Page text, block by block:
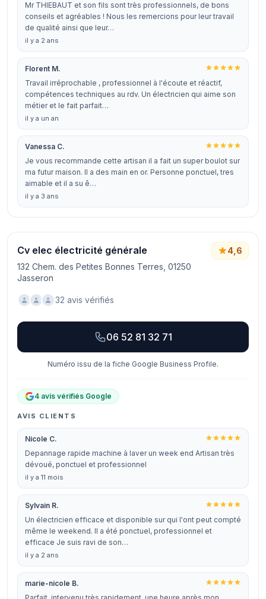
Mr THIEBAUT et son fils sont très professionnels, de bons
conseils et agréables ! Nous les remercions pour leur travail
de qualité ainsi que leur…
il y a 2 ans
Florent M.
Travail irréprochable , professionnel à l'écoute et réactif,
compétences techniques au rdv. Un électricien qui aime son
métier et le fait parfait…
il y a un an
Vanessa C.
Je vous recommande cette artisan il a fait un super boulot sur
ma futur maison. Il a des main en or. Personne ponctuel, tres
aimable et il a su ê…
il y a 3 ans
Cv elec électricité générale
132 Chem. des Petites Bonnes Terres, 01250
Jasseron
4,6
32 avis vérifiés
06 52 81 32 71
Numéro issu de la fiche Google Business Profile.
4 avis vérifiés Google
AVIS CLIENTS
Nicole C.
Depannage rapide machine à laver un week end Artisan très
dévoué, ponctuel et professionnel
il y a 11 mois
Sylvain R.
Un électricien efficace et disponible sur qui l'ont peut compté
même le weekend. Il a été ponctuel, professionnel et
efficace Je suis ravi de son…
il y a 2 ans
marie-nicole B.